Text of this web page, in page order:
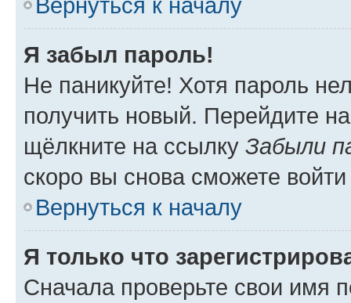
Я забыл пароль!
Не паникуйте! Хотя пароль
получить новый. Перейдите
щёлкните на ссылку Забыли
скоро вы снова сможете
Вернуться к началу
Я только что
Сначала проверьте свои имя